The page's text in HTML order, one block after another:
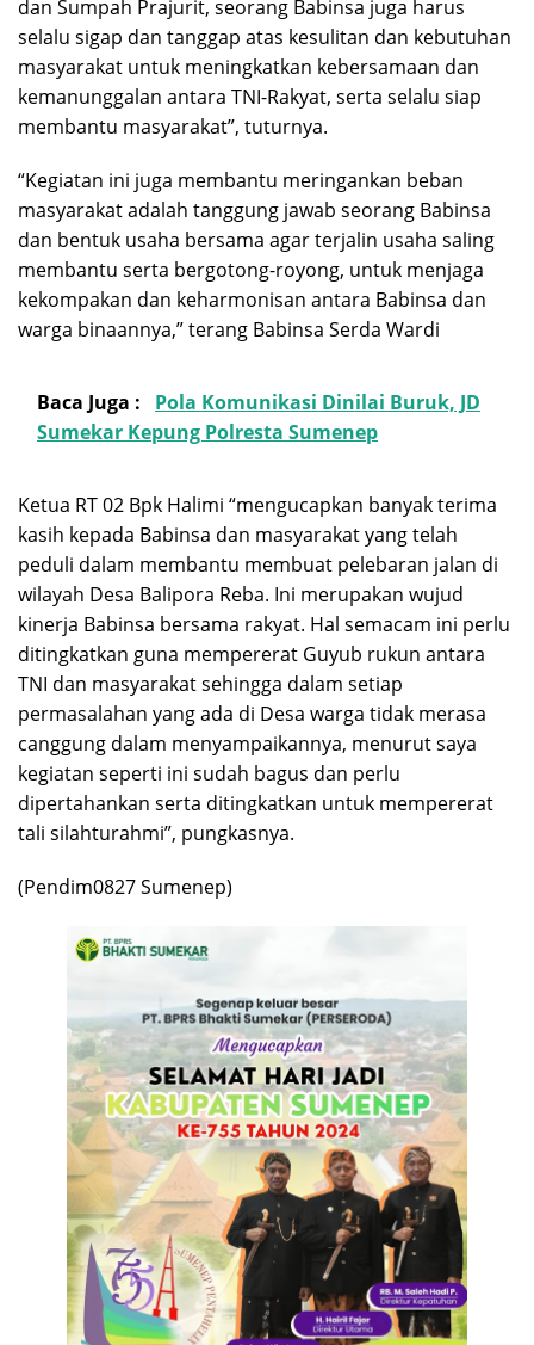
dan Sumpah Prajurit, seorang Babinsa juga harus
selalu sigap dan tanggap atas kesulitan dan kebutuhan
masyarakat untuk meningkatkan kebersamaan dan
kemanunggalan antara TNI-Rakyat, serta selalu siap
membantu masyarakat”, tuturnya.
“Kegiatan ini juga membantu meringankan beban
masyarakat adalah tanggung jawab seorang Babinsa
dan bentuk usaha bersama agar terjalin usaha saling
membantu serta bergotong-royong, untuk menjaga
kekompakan dan keharmonisan antara Babinsa dan
warga binaannya,” terang Babinsa Serda Wardi
Baca Juga :
Pola Komunikasi Dinilai Buruk, JD
Sumekar Kepung Polresta Sumenep
Ketua RT 02 Bpk Halimi “mengucapkan banyak terima
kasih kepada Babinsa dan masyarakat yang telah
peduli dalam membantu membuat pelebaran jalan di
wilayah Desa Balipora Reba. Ini merupakan wujud
kinerja Babinsa bersama rakyat. Hal semacam ini perlu
ditingkatkan guna mempererat Guyub rukun antara
TNI dan masyarakat sehingga dalam setiap
permasalahan yang ada di Desa warga tidak merasa
canggung dalam menyampaikannya, menurut saya
kegiatan seperti ini sudah bagus dan perlu
dipertahankan serta ditingkatkan untuk mempererat
tali silahturahmi”, pungkasnya.
(Pendim0827 Sumenep)